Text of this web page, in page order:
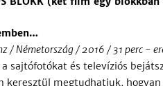
/ Németország / 2016 / 31 perc -
sajtófotókat és televíziós
keresztül megtudhatjuk, hogyan